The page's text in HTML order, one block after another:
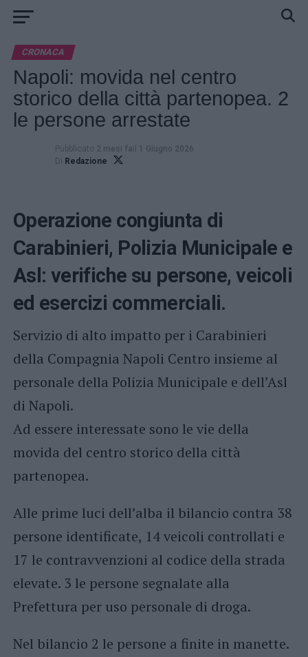
CRONACA
Napoli: movida nel centro
storico della città partenopea. 2
le persone arrestate
Pubblicato 2 mesi fail 1 Giugno 2026
Di Redazione
Operazione congiunta di
Carabinieri, Polizia Municipale e
Asl: verifiche su persone, veicoli
ed esercizi commerciali.
Servizio di alto impatto per i Carabinieri
della Compagnia Napoli Centro insieme al
personale della Polizia Municipale e dell’Asl
di Napoli.
Ad essere interessate sono le vie della
movida del centro storico della città
partenopea.
Alle prime luci dell’alba il bilancio contra 38
persone identificate, 14 veicoli controllati e
17 le contravvenzioni al codice della strada
elevate. 3 le persone segnalate alla
Prefettura per uso personale di droga.
Nel bilancio 2 le persone a finite in manette.